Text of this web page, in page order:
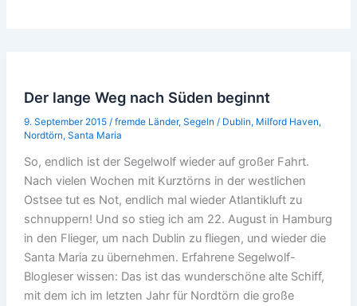
Der lange Weg nach Süden beginnt
9. September 2015 / fremde Länder, Segeln / Dublin, Milford Haven,
Nordtörn, Santa Maria
So, endlich ist der Segelwolf wieder auf großer Fahrt.
Nach vielen Wochen mit Kurztörns in der westlichen
Ostsee tut es Not, endlich mal wieder Atlantikluft zu
schnuppern! Und so stieg ich am 22. August in Hamburg
in den Flieger, um nach Dublin zu fliegen, und wieder die
Santa Maria zu übernehmen. Erfahrene Segelwolf-
Blogleser wissen: Das ist das wunderschöne alte Schiff,
mit dem ich im letzten Jahr für Nordtörn die große